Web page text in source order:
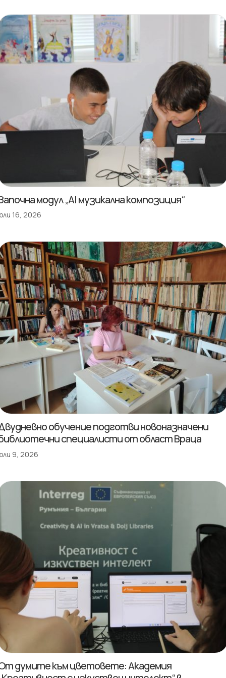
модул „AI музикална композиция“
16, 2026
обучение подготви новоназначени
специалисти от област Враца
9, 2026
думите към цветовете: Академия